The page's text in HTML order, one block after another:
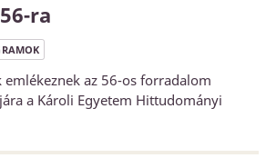
ra
az 56-os forradalom
a Károli Egyetem Hittudományi